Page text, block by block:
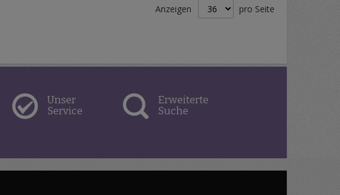
Anzeigen pro Seite
Unser
Service
Erweiterte
Suche